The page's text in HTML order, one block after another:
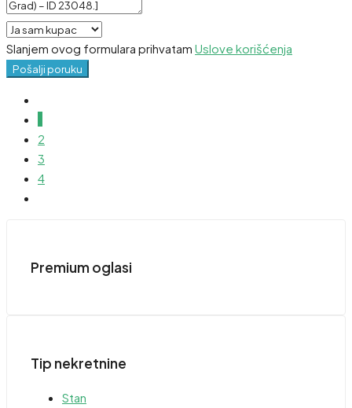
Slanjem ovog formulara prihvatam Uslove korišćenja
Pošalji poruku
2
3
4
Premium oglasi
Tip nekretnine
Stan